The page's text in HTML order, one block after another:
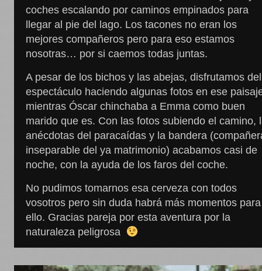
coches escalando por caminos empinados para
llegar al pie del lago. Los tacones no eran los
mejores compañeros pero para eso estamos
nosotras… por si caemos todas juntas.
A pesar de los bichos y las abejas, disfrutamos del
espectáculo haciendo algunas fotos en ese
mientras Óscar chinchaba a Emma como buen
marido que es. Con las fotos subiendo el camino,
anécdotas del paracaídas y la bandera
inseparable del ya matrimonio) acabamos casi de
noche, con la ayuda de los faros del coche.
No pudimos tomarnos esa cerveza con todos
vosotros pero sin duda habrá más momentos para
ello. Gracias pareja por esta aventura por la
naturaleza peligrosa